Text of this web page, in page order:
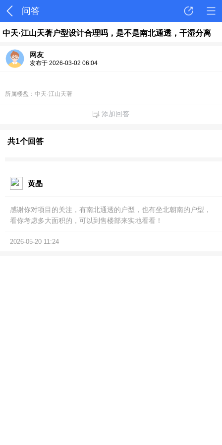
问答
中天·江山天著户型设计合理吗，是不是南北通透，干湿分离
网友
发布于 2026-03-02 06:04
所属楼盘：中天·江山天著
添加回答
共1个回答
黄晶
感谢你对项目的关注，有南北通透的户型，也有坐北朝南的户型，
看你考虑多大面积的，可以到售楼部来实地看看！
2026-05-20 11:24